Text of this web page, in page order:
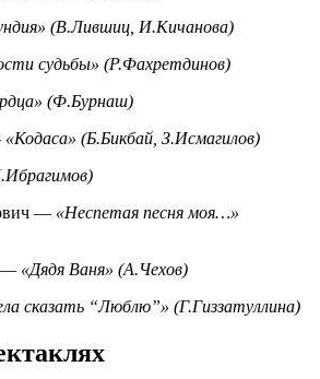
(В.Лившиц, И.Кичанова)
судьбы» (Р.Фахретдинов)
(Ф.Бурнаш)
«Кодаса» (Б.Бикбай, З.Исмагилов)
— «Неспетая песня моя…»
— «Дядя Ваня» (А.Чехов)
сказать “Люблю”» (Г.Гиззатуллина)